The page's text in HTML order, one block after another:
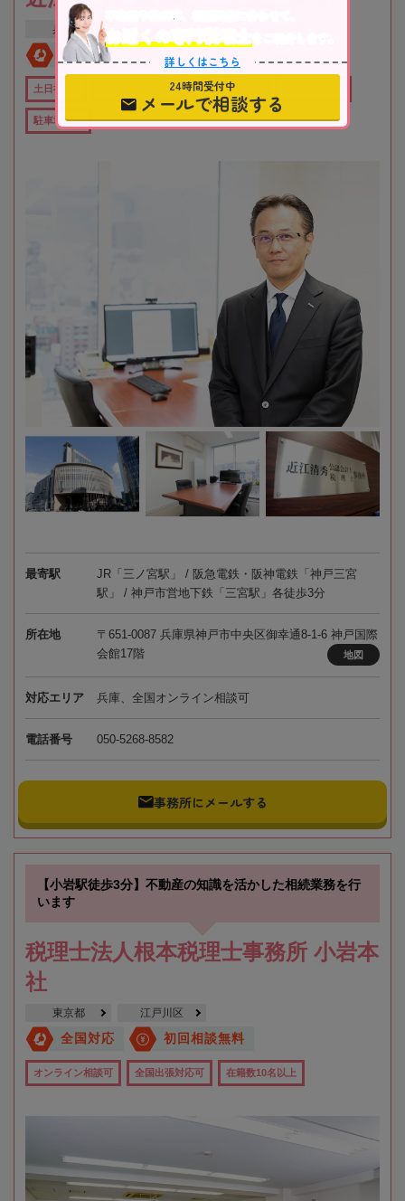
兵庫県
全国対応 初回相談無料
土日祝OK オンライン相談可 役所から近い
駐車場あり
最寄駅
JR「三ノ宮駅」 / 阪急電鉄・阪神電鉄「神戸三宮
駅」 / 神戸市営地下鉄「三宮駅」各徒歩3分
所在地
〒651-0087 兵庫県神戸市中央区御幸通8-1-6 神戸国際
会館17階
地図
対応エリア 兵庫、全国オンライン相談可
電話番号 050-5268-8582
事務所にメールする
【小岩駅徒歩3分】不動産の知識を活かした相続業務を行
います
税理士法人根本税理士事務所 小岩本
社
東京都 江戸川区
全国対応 初回相談無料
オンライン相談可 全国出張対応可 在籍数10名以上
不動産や株式等、相続資産に合わせて、
お近くの専門税理士
をご紹介します。
詳しくはこちら
24時間受付中
メールで相談する